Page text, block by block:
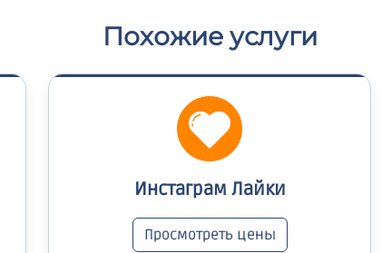
Похожие услуги
Инстаграм Лайки
Просмотреть цены